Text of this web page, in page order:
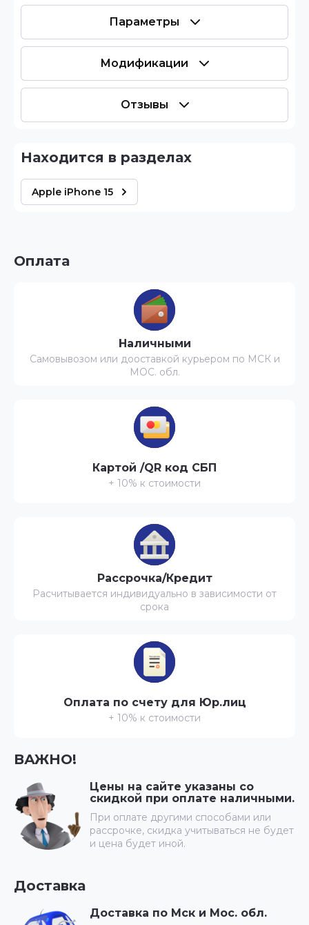
Параметры
Модификации
Отзывы
Находится в разделах
Apple iPhone 15
ВАЖНО!
Цены на сайте указаны со
скидкой при оплате наличными.
При оплате другими способами или
рассрочке, скидка учитываться не будет
и цена будет иной.
Оплата
Наличными
Самовывозом или дооставкой курьером по МСК и
МОС. обл.
Картой /QR код СБП
+ 10% к стоимости
Рассрочка/Кредит
Расчитывается индивидуально в зависимости от
срока
Оплата по счету для Юр.лиц
+ 10% к стоимости
Доставка
Доставка по Мск и Мос. обл.